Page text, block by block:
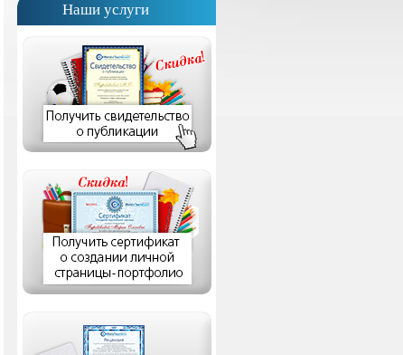
Наши услуги